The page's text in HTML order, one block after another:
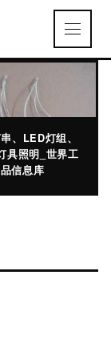
、LED灯组、
具照明_世界工
信息库